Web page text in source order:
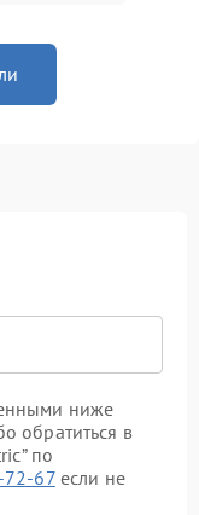
ниже
обратиться в
по
72-67если не